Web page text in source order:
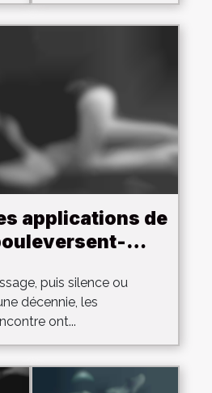
applications de
des couples
puis silence ou
décennie, les
ont...